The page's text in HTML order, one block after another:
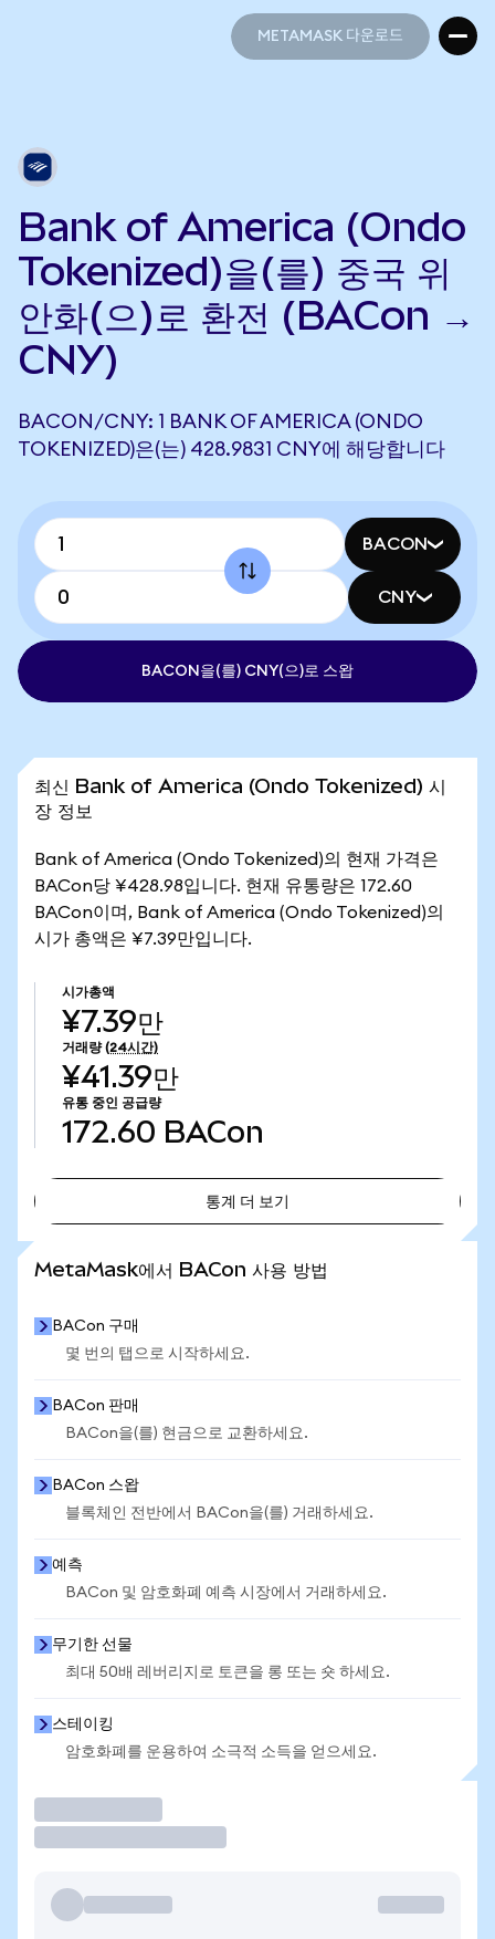
METAMASK 다운로드
Bank of America (Ondo
Tokenized)을(를) 중국 위
안화(으)로 환전 (BACon →
CNY)
BACON/CNY: 1 BANK OF AMERICA (ONDO
TOKENIZED)은(는) 428.9831 CNY에 해당합니다
BACON
CNY
BACON을(를) CNY(으)로 스왑
최신 Bank of America (Ondo Tokenized) 시
장 정보
Bank of America (Ondo Tokenized)의 현재 가격은
BACon당 ¥428.98입니다. 현재 유통량은 172.60
BACon이며, Bank of America (Ondo Tokenized)의
시가 총액은 ¥7.39만입니다.
시가총액
¥7.39만
거래량 (24시간)
¥41.39만
유통 중인 공급량
172.60 BACon
통계 더 보기
MetaMask에서 BACon 사용 방법
BACon 구매
몇 번의 탭으로 시작하세요.
BACon 판매
BACon을(를) 현금으로 교환하세요.
BACon 스왑
블록체인 전반에서 BACon을(를) 거래하세요.
예측
BACon 및 암호화폐 예측 시장에서 거래하세요.
무기한 선물
최대 50배 레버리지로 토큰을 롱 또는 숏 하세요.
스테이킹
암호화폐를 운용하여 소극적 소득을 얻으세요.